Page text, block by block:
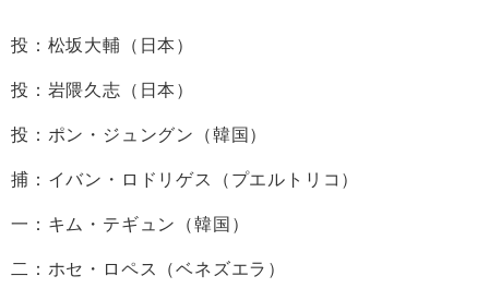
投：松坂大輔（日本）
投：岩隈久志（日本）
投：ポン・ジュングン（韓国）
捕：イバン・ロドリゲス（プエルトリコ）
一：キム・テギュン（韓国）
二：ホセ・ロペス（ベネズエラ）